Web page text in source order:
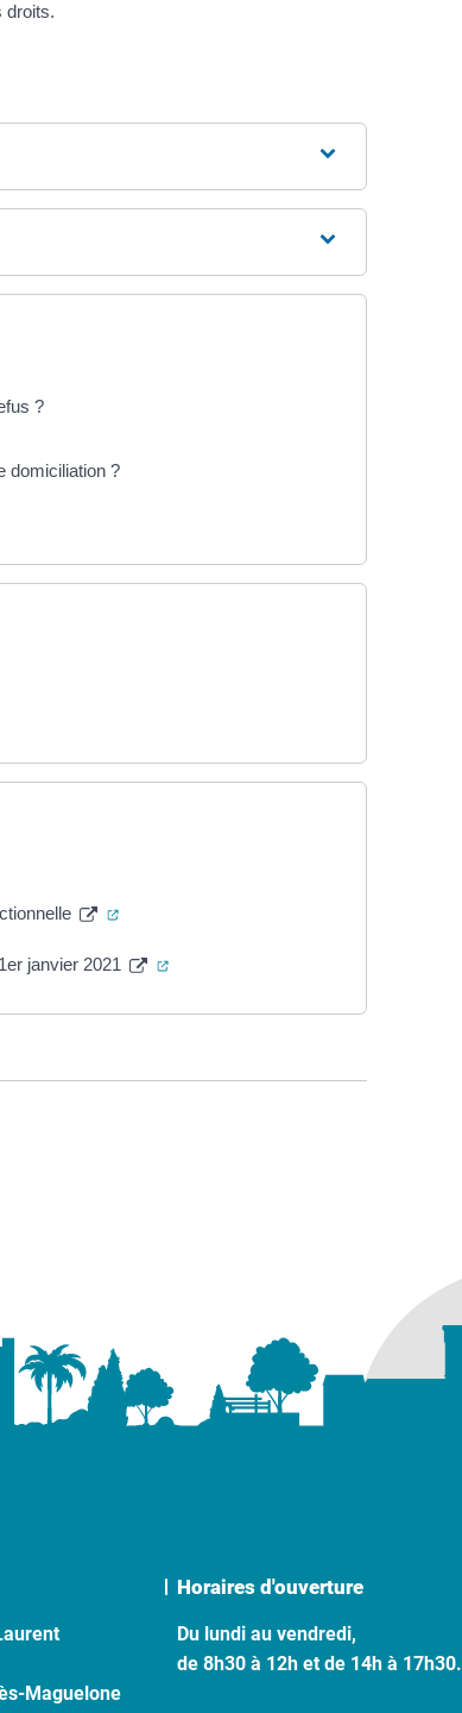
droits.
?
domiciliation ?
onglet)
onglet)
(ouverture dans un nouvel onglet)
janvier 2021 (ouverture dans un nouvel onglet)
onglet)
Maguelone
Horaires d'ouverture
Du lundi au vendredi,
de 8h30 à 12h et de 14h à 17h30.